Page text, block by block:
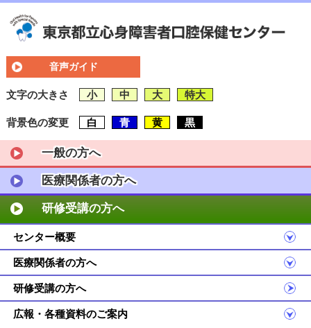
音声ガイド
文字の大きさ 小 中 大 特大
背景色の変更 白 青 黄 黒
一般の方へ
医療関係者の方へ
研修受講の方へ
センター概要
医療関係者の方へ
研修受講の方へ
広報・各種資料のご案内